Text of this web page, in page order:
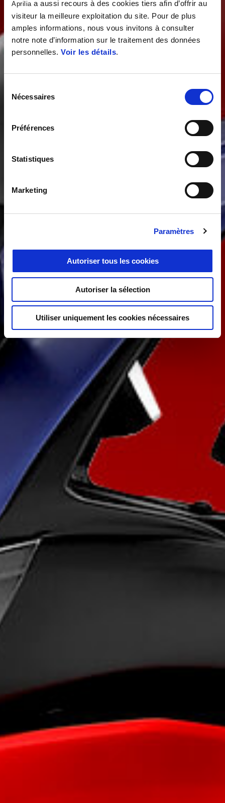
Aprilia a aussi recours à des cookies tiers afin d’offrir au
visiteur la meilleure exploitation du site. Pour de plus
amples informations, nous vous invitons à consulter
notre note d’information sur le traitement des données
personnelles. Voir les détails.
Nécessaires
Préférences
Statistiques
Marketing
Paramètres
Autoriser tous les cookies
Autoriser la sélection
Utiliser uniquement les cookies nécessaires